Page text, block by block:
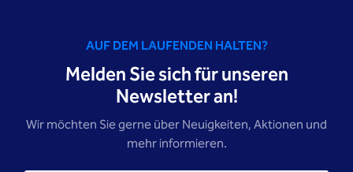
AUF DEM LAUFENDEN HALTEN?
Melden Sie sich für unseren
Newsletter an!
Wir möchten Sie gerne über Neuigkeiten, Aktionen und
mehr informieren.